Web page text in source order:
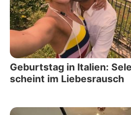
Geburtstag in Italien:
scheint im Liebesrausch